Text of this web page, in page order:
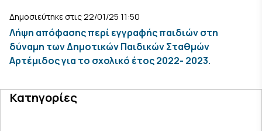
Δημοσιεύτηκε στις 22/01/25 11:50
Λήψη απόφασης περί εγγραφής παιδιών στη
δύναμη των Δημοτικών Παιδικών Σταθμών
Αρτέμιδος για το σχολικό έτος 2022- 2023.
Κατηγορίες